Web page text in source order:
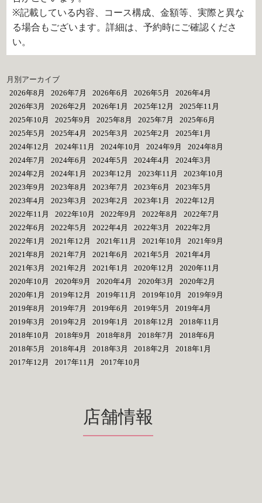
※記載している内容、コース構成、金額等、実際と異な
る場合もございます。詳細は、予約時にご確認くださ
い。
月別アーカイブ
2026年8月
2026年7月 2026年6月 2026年5月
2026年4月
2026年3月
2026年2月 2026年1月 2025年12月
2025年11月
2025年10月
2025年9月 2025年8月 2025年7月
2025年6月
2025年5月
2025年4月 2025年3月 2025年2月
2025年1月
2024年12月
2024年11月 2024年10月 2024年9月
2024年8月
2024年7月
2024年6月 2024年5月 2024年4月
2024年3月
2024年2月
2024年1月 2023年12月 2023年11月
2023年10月
2023年9月
2023年8月 2023年7月 2023年6月
2023年5月
2023年4月
2023年3月 2023年2月 2023年1月
2022年12月
2022年11月
2022年10月 2022年9月 2022年8月
2022年7月
2022年6月
2022年5月 2022年4月 2022年3月
2022年2月
2022年1月
2021年12月 2021年11月 2021年10月
2021年9月
2021年8月
2021年7月 2021年6月 2021年5月
2021年4月
2021年3月
2021年2月 2021年1月 2020年12月
2020年11月
2020年10月
2020年9月 2020年4月 2020年3月
2020年2月
2020年1月
2019年12月 2019年11月 2019年10月
2019年9月
2019年8月
2019年7月 2019年6月 2019年5月
2019年4月
2019年3月
2019年2月 2019年1月 2018年12月
2018年11月
2018年10月
2018年9月 2018年8月 2018年7月
2018年6月
2018年5月
2018年4月 2018年3月 2018年2月
2018年1月
2017年12月
2017年11月 2017年10月
店舗情報